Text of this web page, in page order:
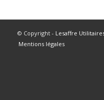
© Copyright - Lesaffre
Mentions légales